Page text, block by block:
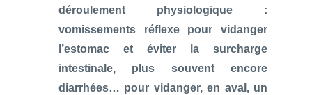
déroulement physiologique :
vomissements réflexe pour vidanger
l’estomac et éviter la surcharge
intestinale, plus souvent encore
diarrhées… pour vidanger, en aval, un